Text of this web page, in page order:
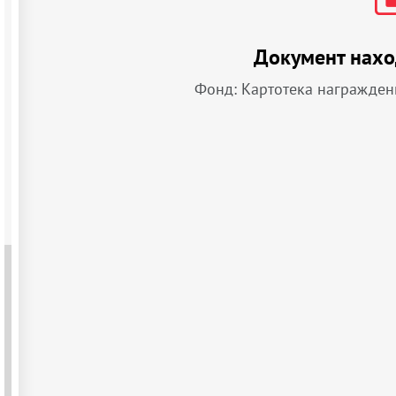
Документ
Фонд: Картотека